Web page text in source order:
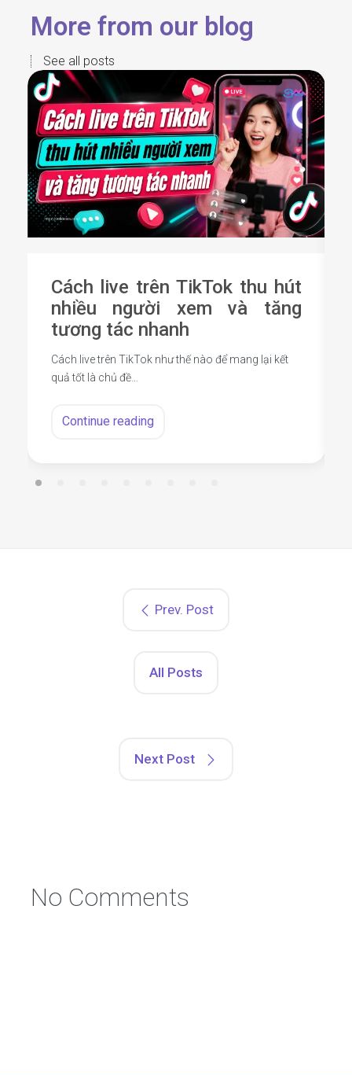
More from our blog
See all posts
Cách live trên TikTok thu hút
nhiều người xem và tăng
tương tác nhanh
Cách live trên TikTok như thế nào để mang lại kết
quả tốt là chủ đề…
Continue reading
Prev. Post
All Posts
Next Post
No Comments